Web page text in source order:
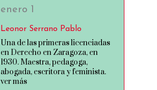
Leonor Serrano Pablo
enero 1
Una de las primeras licenciadas
en Derecho en Zaragoza, en
1930. Maestra, pedagoga,
abogada, escritora y feminista.
ver más